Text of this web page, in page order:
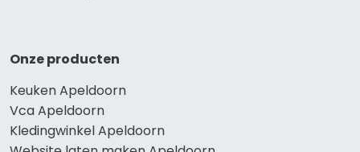
Onze producten
Keuken Apeldoorn
Vca Apeldoorn
Kledingwinkel Apeldoorn